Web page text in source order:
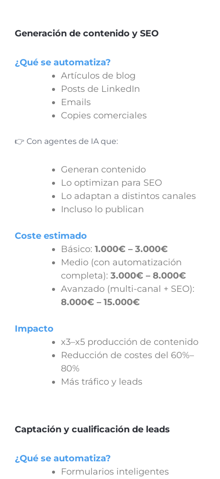
Generación de contenido y SEO
¿Qué se automatiza?
Artículos de blog
Posts de LinkedIn
Emails
Copies comerciales
👉 Con agentes de IA que:
Generan contenido
Lo optimizan para SEO
Lo adaptan a distintos canales
Incluso lo publican
Coste estimado
Básico: 1.000€ – 3.000€
Medio (con automatización
completa): 3.000€ – 8.000€
Avanzado (multi-canal + SEO):
8.000€ – 15.000€
Impacto
x3–x5 producción de contenido
Reducción de costes del 60%–
80%
Más tráfico y leads
Captación y cualificación de leads
¿Qué se automatiza?
Formularios inteligentes